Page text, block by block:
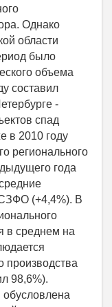
Однако
области
было
объема
составил
-
спад
в 2010 году
регионального
года
(+4,4%). В
в среднем на
производства
98,6%).
обусловлена